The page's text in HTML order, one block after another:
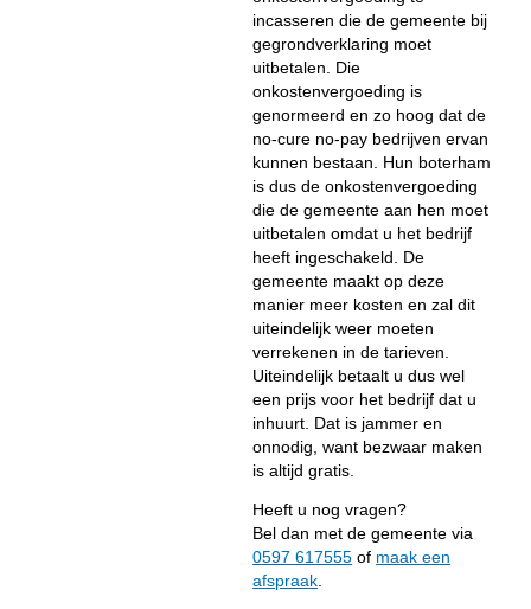
incasseren die de gemeente bij
gegrondverklaring moet
uitbetalen. Die
onkostenvergoeding is
genormeerd en zo hoog dat de
no-cure no-pay bedrijven ervan
kunnen bestaan. Hun boterham
is dus de onkostenvergoeding
die de gemeente aan hen moet
uitbetalen omdat u het bedrijf
heeft ingeschakeld. De
gemeente maakt op deze
manier meer kosten en zal dit
uiteindelijk weer moeten
verrekenen in de tarieven.
Uiteindelijk betaalt u dus wel
een prijs voor het bedrijf dat u
inhuurt. Dat is jammer en
onnodig, want bezwaar maken
is altijd gratis.
Heeft u nog vragen?
Bel dan met de gemeente via
0597 617555 of maak een
afspraak.